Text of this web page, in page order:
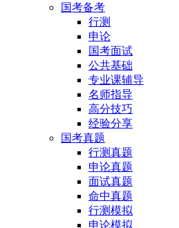
国考备考
行测
申论
国考面试
公共基础
专业课辅导
名师指导
高分技巧
经验分享
国考真题
行测真题
申论真题
面试真题
命中真题
行测模拟
申论模拟